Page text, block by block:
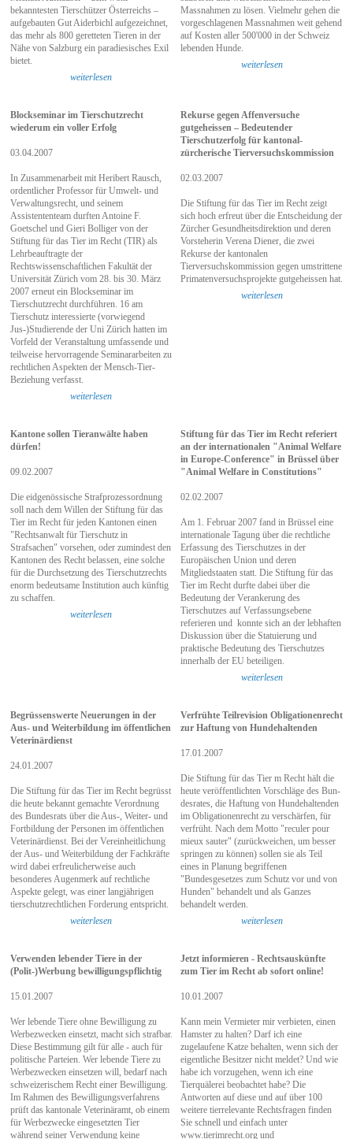
bekanntesten Tierschützer Österreichs –
aufgebauten Gut Aiderbichl aufgezeichnet,
das mehr als 800 geretteten Tieren in der
Nähe von Salzburg ein paradiesisches Exil
bietet.
weiterlesen
Massnahmen zu lösen. Vielmehr gehen die
vorgeschlagenen Massnahmen weit gehend
auf Kosten aller 500'000 in der Schweiz
lebenden Hunde.
weiterlesen
Blockseminar im Tierschutzrecht
wiederum ein voller Erfolg
03.04.2007
In Zusammenarbeit mit Heribert Rausch,
ordentlicher Professor für Umwelt- und
Verwaltungsrecht, und seinem
Assistententeam durften Antoine F.
Goetschel und Gieri Bolliger von der
Stiftung für das Tier im Recht (TIR) als
Lehrbeauftragte der
Rechtswissenschaftlichen Fakultät der
Universität Zürich vom 28. bis 30. März
2007 erneut ein Blockseminar im
Tierschutzrecht durchführen. 16 am
Tierschutz interessierte (vorwiegend
Jus-)Studierende der Uni Zürich hatten im
Vorfeld der Veranstaltung umfassende und
teilweise hervorragende Seminararbeiten zu
rechtlichen Aspekten der Mensch-Tier-
Beziehung verfasst.
weiterlesen
Rekurse gegen Affenversuche
gutgeheissen – Bedeutender
Tierschutzerfolg für kantonal-
zürcherische Tierversuchskommission
02.03.2007
Die Stiftung für das Tier im Recht zeigt
sich hoch erfreut über die Entscheidung der
Zürcher Gesundheitsdirektion und deren
Vorsteherin Verena Diener, die zwei
Rekurse der kantonalen
Tierversuchskommission gegen umstrittene
Primatenversuchsprojekte gutgeheissen hat.
weiterlesen
Kantone sollen Tieranwälte haben
dürfen!
09.02.2007
Die eidgenössische Strafprozessordnung
soll nach dem Willen der Stiftung für das
Tier im Recht für jeden Kantonen einen
"Rechtsanwalt für Tierschutz in
Strafsachen" vorsehen, oder zumindest den
Kantonen des Recht belassen, eine solche
für die Durchsetzung des Tierschutzrechts
enorm bedeutsame Institution auch künftig
zu schaffen.
weiterlesen
Stiftung für das Tier im Recht referiert
an der internationalen "Animal Welfare
in Europe-Conference" in Brüssel über
"Animal Welfare in Constitutions"
02.02.2007
Am 1. Februar 2007 fand in Brüssel eine
internationale Tagung über die rechtliche
Erfassung des Tierschutzes in der
Europäischen Union und deren
Mitgliedstaaten statt. Die Stiftung für das
Tier im Recht durfte dabei über die
Bedeutung der Verankerung des
Tierschutzes auf Verfassungsebene
referieren und konnte sich an der lebhaften
Diskussion über die Statuierung und
praktische Bedeutung des Tierschutzes
innerhalb der EU beteiligen.
weiterlesen
Begrüssenswerte Neuerungen in der
Aus- und Weiterbildung im öffentlichen
Veterinärdienst
24.01.2007
Die Stiftung für das Tier im Recht begrüsst
die heute bekannt gemachte Verordnung
des Bundesrats über die Aus-, Weiter- und
Fortbildung der Personen im öffentlichen
Veterinärdienst. Bei der Vereinheitlichung
der Aus- und Weiterbildung der Fachkräfte
wird dabei erfreulicherweise auch
besonderes Augenmerk auf rechtliche
Aspekte gelegt, was einer langjährigen
tierschutzrechtlichen Forderung entspricht.
weiterlesen
Verfrühte Teilrevision Obligationenrecht
zur Haftung von Hundehaltenden
17.01.2007
Die Stiftung für das Tier m Recht hält die
heute veröffentlichten Vorschläge des Bun­
des­­rates, die Haftung von Hundehaltenden
im Obligationenrecht zu verschärfen, für
ver­früht. Nach dem Motto "reculer pour
mieux sauter" (zurückweichen, um besser
springen zu kön­nen) sollen sie als Teil
eines in Planung begriffenen
"Bundesgesetzes zum Schutz vor und von
Hunden" behandelt und als Ganzes
behandelt werden.
weiterlesen
Verwenden lebender Tiere in der
(Polit-)Werbung bewilligungspflichtig
15.01.2007
Wer lebende Tiere ohne Bewilligung zu
Werbezwecken einsetzt, macht sich strafbar.
Diese Bestimmung gilt für alle - auch für
politische Parteien. Wer lebende Tiere zu
Werbezwecken einsetzen will, bedarf nach
schweizerischem Recht einer Bewilligung.
Im Rahmen des Bewilligungsverfahrens
prüft das kantonale Veterinäramt, ob einem
für Werbezwecke eingesetzten Tier
während seiner Verwendung keine
Jetzt informieren - Rechtsauskünfte
zum Tier im Recht ab sofort online!
10.01.2007
Kann mein Vermieter mir verbieten, einen
Hamster zu halten? Darf ich eine
zugelaufene Katze behalten, wenn sich der
eigentliche Besitzer nicht meldet? Und wie
habe ich vorzugehen, wenn ich eine
Tierquälerei beobachtet habe? Die
Antworten auf diese und auf über 100
weitere tierrelevante Rechtsfragen finden
Sie schnell und einfach unter
www.tierimrecht.org und